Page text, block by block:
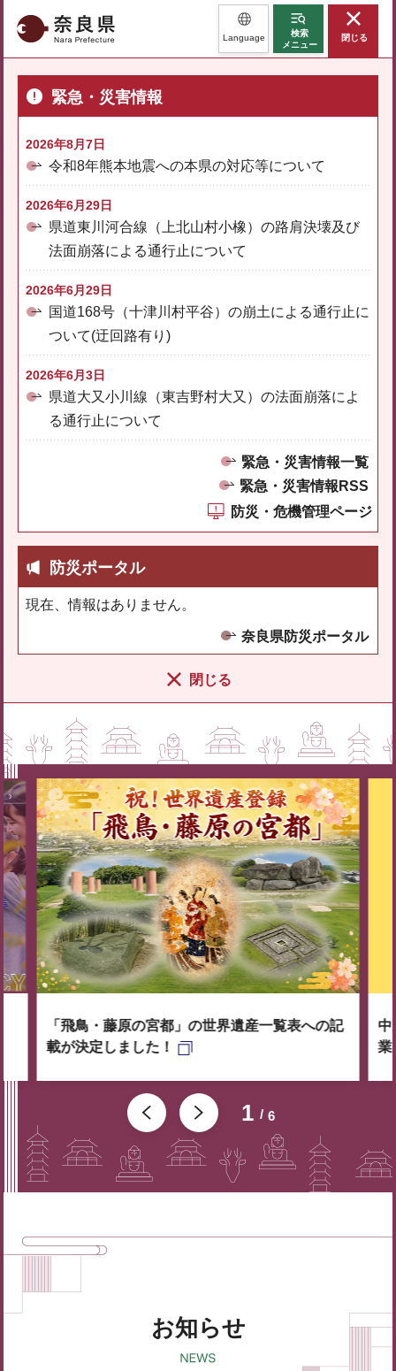
奈良県 Language
検索
メニュー
閉じる
緊急・災害情報
2026年8月7日
令和8年熊本地震への本県の対応等について
2026年6月29日
県道東川河合線（上北山村小橡）の路肩決壊及び
法面崩落による通行止について
2026年6月29日
国道168号（十津川村平谷）の崩土による通行止に
ついて(迂回路有り)
2026年6月3日
県道大又小川線（東吉野村大又）の法面崩落によ
る通行止について
緊急・災害情報一覧
緊急・災害情報RSS
防災・危機管理ページ
防災ポータル
現在、情報はありません。
奈良県防災ポータル
閉じる
1 6
「飛鳥・藤原の宮都」の世界遺産一覧表への記
載が決定しました！
中
業
お知らせ